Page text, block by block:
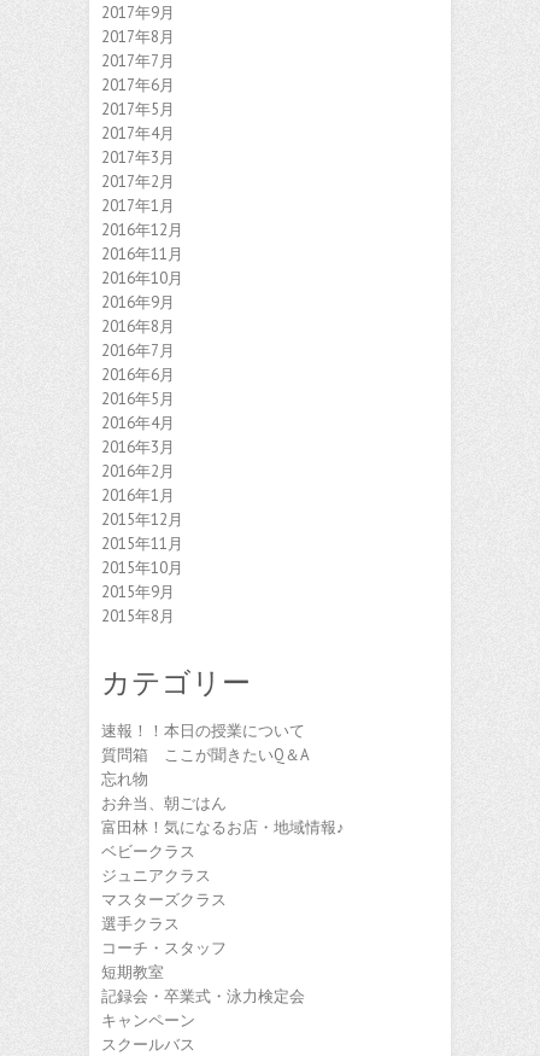
2017年9月
2017年8月
2017年7月
2017年6月
2017年5月
2017年4月
2017年3月
2017年2月
2017年1月
2016年12月
2016年11月
2016年10月
2016年9月
2016年8月
2016年7月
2016年6月
2016年5月
2016年4月
2016年3月
2016年2月
2016年1月
2015年12月
2015年11月
2015年10月
2015年9月
2015年8月
カテゴリー
速報！！本日の授業について
質問箱 ここが聞きたいQ＆A
忘れ物
お弁当、朝ごはん
富田林！気になるお店・地域情報♪
ベビークラス
ジュニアクラス
マスターズクラス
選手クラス
コーチ・スタッフ
短期教室
記録会・卒業式・泳力検定会
キャンペーン
スクールバス